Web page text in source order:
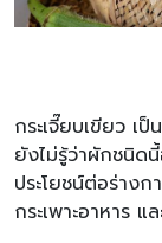
กระเจี๊ยบเขียว เ
ยังไม่รู้ว่าผักชนิด
ประโยชน์ต่อร่าง
กระเพาะอาหาร